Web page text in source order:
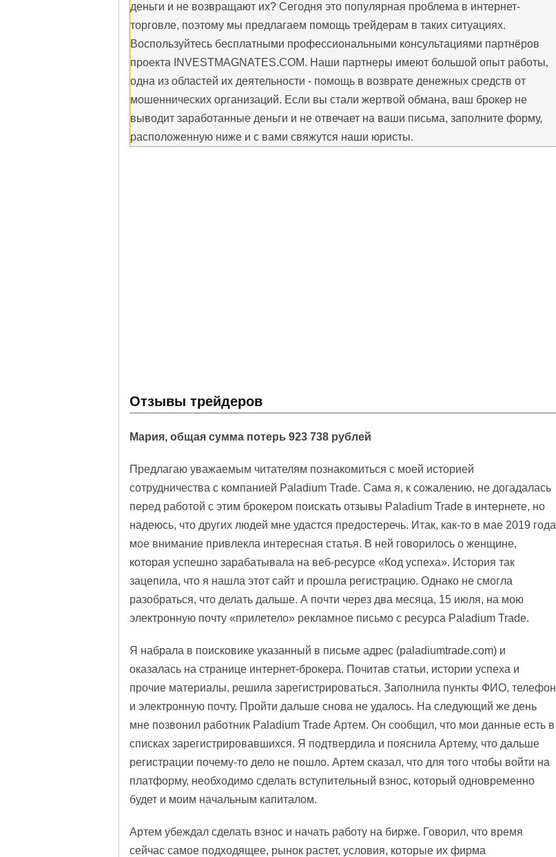
деньги и не возвращают их? Сегодня это популярная проблема в интернет-
торговле, поэтому мы предлагаем помощь трейдерам в таких ситуациях.
Воспользуйтесь бесплатными профессиональными консультациями партнёров
проекта INVESTMAGNATES.COM. Наши партнеры имеют большой опыт работы,
одна из областей их деятельности - помощь в возврате денежных средств от
мошеннических организаций. Если вы стали жертвой обмана, ваш брокер не
выводит заработанные деньги и не отвечает на ваши письма, заполните форму,
расположенную ниже и с вами свяжутся наши юристы.
Отзывы трейдеров
Мария, общая сумма потерь 923 738 рублей
Предлагаю уважаемым читателям познакомиться с моей историей
сотрудничества с компанией Paladium Trade. Сама я, к сожалению, не догадалась
перед работой с этим брокером поискать отзывы Paladium Trade в интернете, но
надеюсь, что других людей мне удастся предостеречь. Итак, как-то в мае 2019 года
мое внимание привлекла интересная статья. В ней говорилось о женщине,
которая успешно зарабатывала на веб-ресурсе «Код успеха». История так
зацепила, что я нашла этот сайт и прошла регистрацию. Однако не смогла
разобраться, что делать дальше. А почти через два месяца, 15 июля, на мою
электронную почту «прилетело» рекламное письмо с ресурса Paladium Trade.
Я набрала в поисковике указанный в письме адрес (paladiumtrade.com) и
оказалась на странице интернет-брокера. Почитав статьи, истории успеха и
прочие материалы, решила зарегистрироваться. Заполнила пункты ФИО, телефон
и электронную почту. Пройти дальше снова не удалось. На следующий же день
мне позвонил работник Paladium Trade Артем. Он сообщил, что мои данные есть в
списках зарегистрировавшихся. Я подтвердила и пояснила Артему, что дальше
регистрации почему-то дело не пошло. Артем сказал, что для того чтобы войти на
платформу, необходимо сделать вступительный взнос, который одновременно
будет и моим начальным капиталом.
Артем убеждал сделать взнос и начать работу на бирже. Говорил, что время
сейчас самое подходящее, рынок растет, условия, которые их фирма